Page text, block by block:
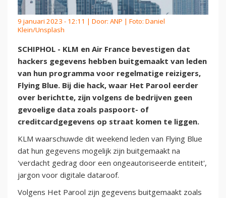
9 januari 2023 - 12:11 | Door: ANP | Foto: Daniel
Klein/Unsplash
SCHIPHOL - KLM en Air France bevestigen dat
hackers gegevens hebben buitgemaakt van leden
van hun programma voor regelmatige reizigers,
Flying Blue. Bij die hack, waar Het Parool eerder
over berichtte, zijn volgens de bedrijven geen
gevoelige data zoals paspoort- of
creditcardgegevens op straat komen te liggen.
KLM waarschuwde dit weekend leden van Flying Blue
dat hun gegevens mogelijk zijn buitgemaakt na
'verdacht gedrag door een ongeautoriseerde entiteit',
jargon voor digitale dataroof.
Volgens Het Parool zijn gegevens buitgemaakt zoals